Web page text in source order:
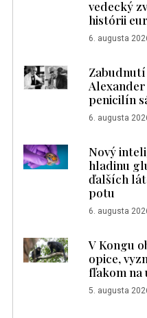
vedecký
histórii
6. augusta
penicilín
6. augusta
Nový
hladinu
ďalších
potu
6. augusta
V Kongu
opice,
fľakom na
5. augusta